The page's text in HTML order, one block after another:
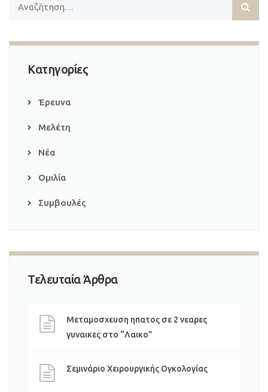
Κατηγορίες
Έρευνα
Μελέτη
Νέα
Ομιλία
Συμβουλές
Τελευταία Άρθρα
Μεταμοσχευση ηπατος σε 2 νεαρες
γυναικες στο “Λαικο”
Σεμινάριο Χειρουργικής Ογκολογίας